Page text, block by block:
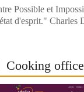
Possible et
d'esprit." Charles
Cooking